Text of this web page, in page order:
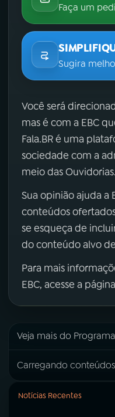
Faça um
Sugira
Você será
mas é com a EBC
Fala.BR é uma
sociedade com a
meio das Ouvidorias.
Sua opinião ajuda a
conteúdos
se esqueça de
do conteúdo alvo
Para mais
EBC, acesse a
Veja mais do Programa
Carregando
Notícias Recentes